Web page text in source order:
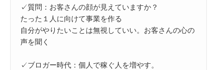
✓質問：お客さんの顔が見えていますか？
たった１人に向けて事業を作る
自分がやりたいことは無視していい。お客さんの心の
声を聞く
✓ブロガー時代：個人で稼ぐ人を増やす。